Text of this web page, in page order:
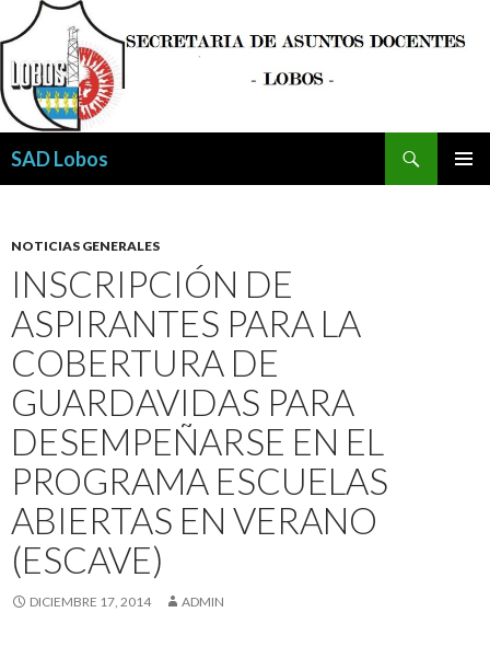
SAD Lobos
NOTICIAS GENERALES
INSCRIPCIÓN DE
ASPIRANTES PARA LA
COBERTURA DE
GUARDAVIDAS PARA
DESEMPEÑARSE EN EL
PROGRAMA ESCUELAS
ABIERTAS EN VERANO
(ESCAVE)
DICIEMBRE 17, 2014 ADMIN